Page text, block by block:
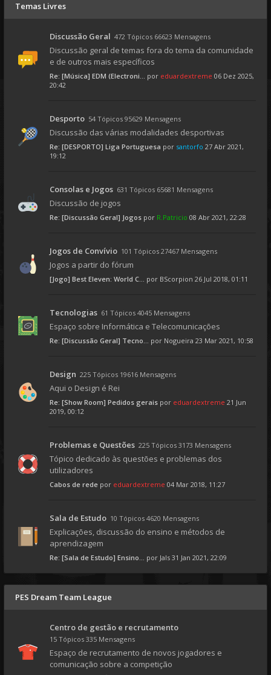
Temas Livres
Discussão Geral 472 Tópicos 66623 Mensagens
Discussão geral de temas fora do tema da comunidade
e de outros mais específicos
Re: [Música] EDM (Electroni... por eduardextreme 06 Dez 2025,
20:42
Desporto 54 Tópicos 95629 Mensagens
Discussão das várias modalidades desportivas
Re: [DESPORTO] Liga Portuguesa por santorfo 27 Abr 2021,
19:12
Consolas e Jogos 631 Tópicos 65681 Mensagens
Discussão de jogos
Re: [Discussão Geral] Jogos por R.Patricio 08 Abr 2021, 22:28
Jogos de Convívio 101 Tópicos 27467 Mensagens
Jogos a partir do fórum
[Jogo] Best Eleven: World C... por BScorpion 26 Jul 2018, 01:11
Tecnologias 61 Tópicos 4045 Mensagens
Espaço sobre Informática e Telecomunicações
Re: [Discussão Geral] Tecno... por Nogueira 23 Mar 2021, 10:58
Design 225 Tópicos 19616 Mensagens
Aqui o Design é Rei
Re: [Show Room] Pedidos gerais por eduardextreme 21 Jun
2019, 00:12
Problemas e Questões 225 Tópicos 3173 Mensagens
Tópico dedicado às questões e problemas dos
utilizadores
Cabos de rede por eduardextreme 04 Mar 2018, 11:27
Sala de Estudo 10 Tópicos 4620 Mensagens
Explicações, discussão do ensino e métodos de
aprendizagem
Re: [Sala de Estudo] Ensino... por Jals 31 Jan 2021, 22:09
PES Dream Team League
Centro de gestão e recrutamento
15 Tópicos 335 Mensagens
Espaço de recrutamento de novos jogadores e
comunicação sobre a competição